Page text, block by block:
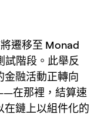
遷移至 Monad
試階段。此舉反
金融活動正轉向
在那裡，結算速
在鏈上以組件化的